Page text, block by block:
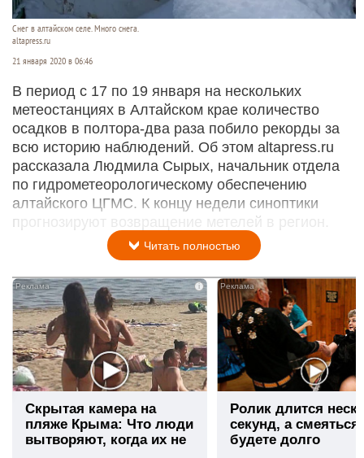
Снег в алтайском селе. Много снега.
altapress.ru
21 января 2020 в 06:46
В период с 17 по 19 января на нескольких
метеостанциях в Алтайском крае количество
осадков в полтора-два раза побило рекорды за
всю историю наблюдений. Об этом altapress.ru
рассказала Людмила Сырых, начальник отдела
по гидрометеорологическому обеспечению
алтайского ЦГМС. К концу недели синоптики
прогнозируют возвращение метелей в регион.
Читать полностью
i
Скрытая камера на
пляже Крыма: Что люди
вытворяют, когда их не
Ролик длится
секунд, а
будете долго